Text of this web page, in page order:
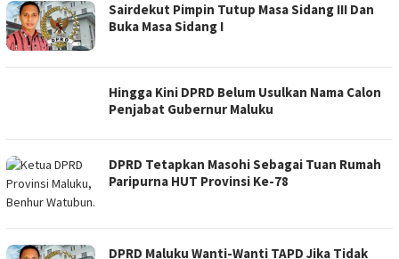
Sairdekut Pimpin Tutup Masa Sidang III Dan
Buka Masa Sidang I
Hingga Kini DPRD Belum Usulkan Nama Calon
Penjabat Gubernur Maluku
DPRD Tetapkan Masohi Sebagai Tuan Rumah
Paripurna HUT Provinsi Ke-78
DPRD Maluku Wanti-Wanti TAPD Jika Tidak